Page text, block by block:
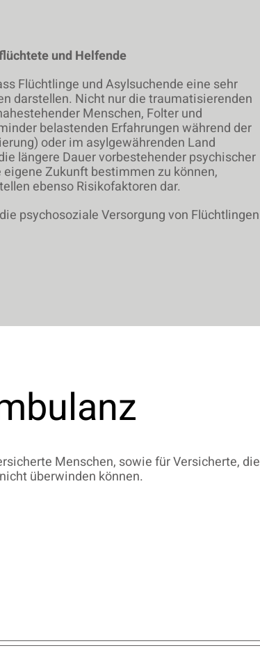
und Helfende
Flüchtlinge und Asylsuchende eine sehr
darstellen. Nicht nur die traumatisierenden
Menschen, Folter und
belastenden Erfahrungen während der
oder im asylgewährenden Land
längere Dauer vorbestehender psychischer
Zukunft bestimmen zu können,
ebenso Risikofaktoren dar.
psychosoziale Versorgung von Flüchtlingen
Menschen, sowie für Versicherte, die
überwinden können.